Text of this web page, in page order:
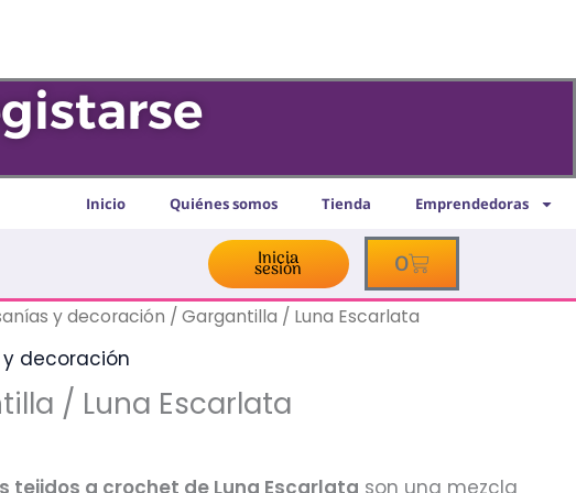
Inicio Quiénes somos Tienda Emprendedoras
Inicia
sesión 0
Cart
y decoración / Gargantilla / Luna Escarlata
decoración
/ Luna Escarlata
tejidos a crochet de Luna Escarlata son una mezcla